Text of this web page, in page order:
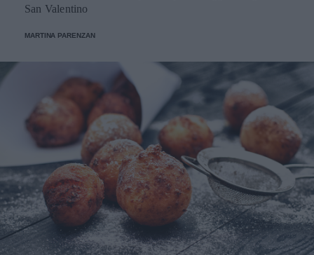
San Valentino
MARTINA PARENZAN